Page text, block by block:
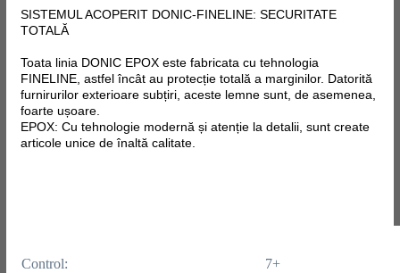
SISTEMUL ACOPERIT DONIC-FINELINE: SECURITATE
TOTALĂ
Toata linia DONIC EPOX este fabricatacu tehnologia
FINELINE, astfel încât au protecție totală a marginilor. Datorită
furnirurilor exterioare subțiri, aceste lemne sunt, de asemenea,
foarte ușoare.
EPOX: Cu tehnologie modernă și atenție la detalii, sunt create
articole unice de înaltă calitate.
Control: 7+